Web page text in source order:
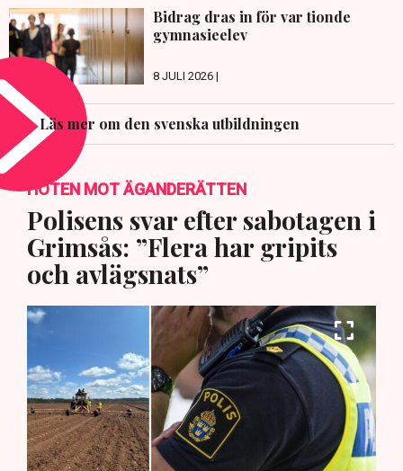
Bidrag dras in för var tionde
gymnasieelev
8 JULI 2026 |
Läs mer om den svenska utbildningen
HOTEN MOT ÄGANDERÄTTEN
Polisens svar efter sabotagen i
Grimsås: ”Flera har gripits
och avlägsnats”